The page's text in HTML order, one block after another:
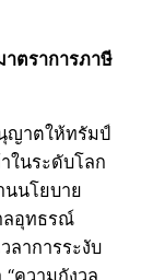
ตราการภาษี
ญาตให้ทรัมป์
ในระดับโลก
นนโยบาย
ลอุทธรณ์
ลาการระงับ
ความกังวล